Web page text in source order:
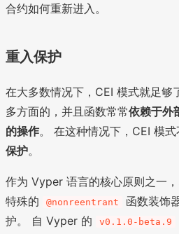
合约如何重新进入。
重入保护
在大多数情况下，CEI 模式就足够
多方面的，并且函数常常依赖于外
的操作。 在这种情况下，CEI 模式
保护。
作为 Vyper 语言的核心原则之一
特殊的
@nonreentrant
函数装饰
护。 自 Vyper 的
v0.1.0-beta.9